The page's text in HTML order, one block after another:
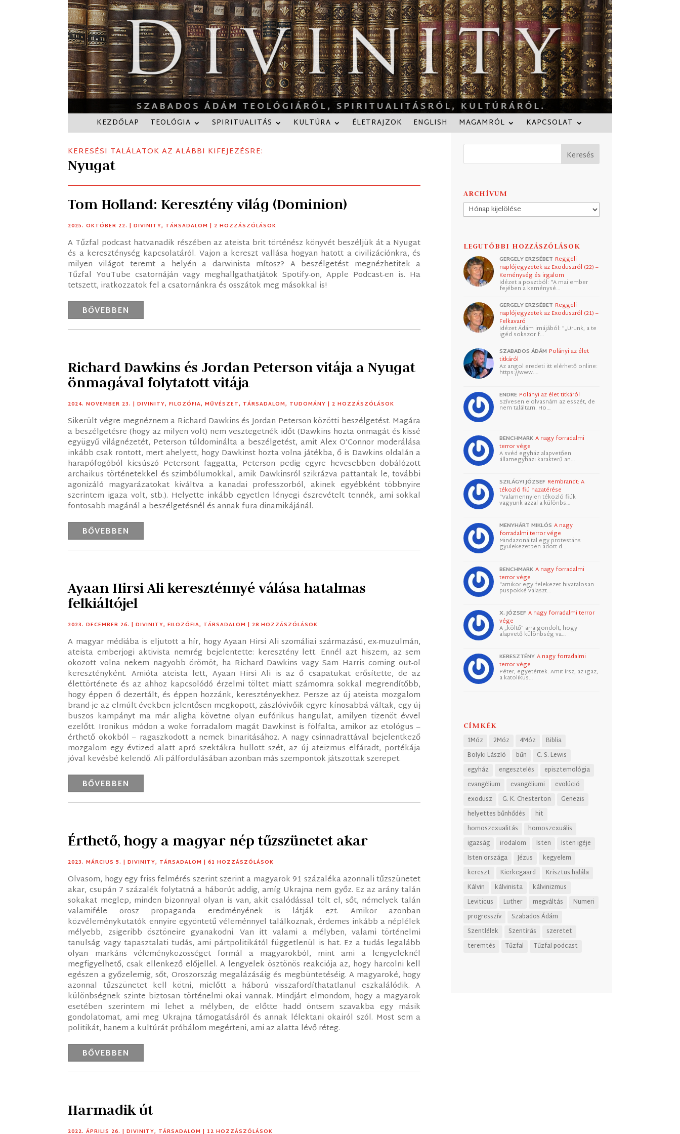
KEZDŐLAP TEOLÓGIA SPIRITUALITÁS KULTÚRA ÉLETRAJZOK ENGLISH MAGAMRÓL KAPCSOLAT
KERESÉSI TALÁLATOK AZ ALÁBBI KIFEJEZÉSRE:
Nyugat
Tom Holland: Keresztény világ (Dominion)
2025. OKTÓBER 22. |DIVINITY, TÁRSADALOM | 2 HOZZÁSZÓLÁSOK
A Tűzfal podcast hatvanadik részében az ateista brit történész könyvét beszéljük át a Nyugat
és a kereszténység kapcsolatáról. Vajon a kereszt vallása hogyan hatott a civilizációnkra, és
milyen világot teremt a helyén a darwinista mítosz? A beszélgetést megnézhetitek a
Tűzfal YouTube csatornáján vagy meghallgathatjátok Spotify-on, Apple Podcast-en is. Ha
tetszett, iratkozzatok fel a csatornánkra és osszátok meg másokkal is!
BŐVEBBEN
Richard Dawkins és Jordan Peterson vitája a Nyugat
önmagával folytatott vitája
2024. NOVEMBER 23. |DIVINITY,FILOZÓFIA,MŰVÉSZET, TÁRSADALOM, TUDOMÁNY | 2 HOZZÁSZÓLÁSOK
Sikerült végre megnéznem a Richard Dawkins és Jordan Peterson közötti beszélgetést. Magára
a beszélgetésre (hogy az milyen volt) nem vesztegetnék időt (Dawkins hozta önmagát és kissé
együgyű világnézetét, Peterson túldominálta a beszélgetést, amit Alex O’Connor moderálása
inkább csak rontott, mert ahelyett, hogy Dawkinst hozta volna játékba, ő is Dawkins oldalán a
harapófogóból kicsúszó Petersont faggatta, Peterson pedig egyre hevesebben dobálózott
archaikus történetekkel és szimbólumokkal, amik Dawkinsról szikrázva pattantak le, további
agonizáló magyarázatokat kiváltva a kanadai professzorból, akinek egyébként többnyire
szerintem igaza volt, stb.). Helyette inkább egyetlen lényegi észrevételt tennék, ami sokkal
fontosabb magánál a beszélgetésnél és annak fura dinamikájánál.
BŐVEBBEN
Ayaan Hirsi Ali kereszténnyé válása hatalmas
felkiáltójel
2023. DECEMBER 26. |DIVINITY,FILOZÓFIA, TÁRSADALOM | 28 HOZZÁSZÓLÁSOK
A magyar médiába is eljutott a hír, hogy Ayaan Hirsi Ali szomáliai származású, ex-muzulmán,
ateista emberjogi aktivista nemrég bejelentette: keresztény lett. Ennél azt hiszem, az sem
okozott volna nekem nagyobb örömöt, ha Richard Dawkins vagy Sam Harris coming out-ol
keresztényként. Amióta ateista lett, Ayaan Hirsi Ali is az ő csapatukat erősítette, de az
élettörténete és az ahhoz kapcsolódó érzelmi töltet miatt számomra sokkal megrendítőbb,
hogy éppen ő dezertált, és éppen hozzánk, keresztényekhez. Persze az új ateista mozgalom
brand-je az elmúlt években jelentősen megkopott, zászlóvivőik egyre kínosabbá váltak, egy új
buszos kampányt ma már aligha követne olyan eufórikus hangulat, amilyen tizenöt évvel
ezelőtt. Ironikus módon a woke forradalom magát Dawkinst is fölfalta, amikor az etológus –
érthető okokból – ragaszkodott a nemek binaritásához. A nagy csinnadrattával bejelentkező
mozgalom egy évtized alatt apró szektákra hullott szét, az új ateizmus elfáradt, portékája
jóval kevésbé kelendő. Ali pálfordulásában azonban más szempontok játszottak szerepet.
BŐVEBBEN
Érthető, hogy a magyar nép tűzszünetet akar
2023. MÁRCIUS 5. |DIVINITY, TÁRSADALOM | 61 HOZZÁSZÓLÁSOK
Olvasom, hogy egy friss felmérés szerint szerint a magyarok 91 százaléka azonnali tűzszünetet
akar, csupán 7 százalék folytatná a háborút addig, amíg Ukrajna nem győz. Ez az arány talán
sokakat meglep, minden bizonnyal olyan is van, akit csalódással tölt el, sőt, némelyek talán
valamiféle orosz propaganda eredményének is látják ezt. Amikor azonban
közvéleménykutatók ennyire egyöntetű véleménnyel találkoznak, érdemes inkább a néplélek
mélyebb, zsigeribb ösztöneire gyanakodni. Van itt valami a mélyben, valami történelmi
tanulság vagy tapasztalati tudás, ami pártpolitikától függetlenül is hat. Ez a tudás legalább
olyan markáns véleményközösséget formál a magyarokból, mint ami a lengyeleknél
megfigyelhető, csak ellenkező előjellel. A lengyelek ösztönös reakciója az, hogy harcolni kell
egészen a győzelemig, sőt, Oroszország megalázásáig és megbüntetéséig. A magyaroké, hogy
azonnal tűzszünetet kell kötni, mielőtt a háború visszafordíthatatlanul eszkalálódik. A
különbségnek szinte biztosan történelmi okai vannak. Mindjárt elmondom, hogy a magyarok
esetében szerintem mi lehet a mélyben, de előtte hadd öntsem szavakba egy másik
gondolatomat, ami meg Ukrajna támogatásáról és annak lélektani okairól szól. Most sem a
politikát, hanem a kultúrát próbálom megérteni, ami az alatta lévő réteg.
BŐVEBBEN
Harmadik út
2022. ÁPRILIS 26. |DIVINITY, TÁRSADALOM | 12 HOZZÁSZÓLÁSOK
ARCHÍVUM
Archívum
LEGUTÓBBI HOZZÁSZÓLÁSOK
GERGELY ERZSÉBET Reggeli
naplójegyzetek az Exoduszról (22) –
Keménység és irgalom
Idézet a posztból: "A mai ember
fejében a keménysé…
GERGELY ERZSÉBET Reggeli
naplójegyzetek az Exoduszról (21) –
Felkavaró
Idézet Ádám imájából: "„Urunk, a te
igéd sokszor f…
SZABADOS ÁDÁM Polányi az élet
titkáról
Az angol eredeti itt elérhető online:
https://www.…
ENDRE Polányi az élet titkáról
Szívesen elolvasnám az esszét, de
nem találtam. Ho…
BENCHMARK A nagy forradalmi
terror vége
A svéd egyház alapvetően
államegyházi karakterű an…
SZILÁGYI JÓZSEF Rembrandt: A
tékozló fiú hazatérése
"Valamennyien tékozló fiúk
vagyunk azzal a különbs…
MENYHÁRT MIKLÓS A nagy
forradalmi terror vége
Mindazonáltal egy protestáns
gyülekezetben adott d…
BENCHMARK A nagy forradalmi
terror vége
"amikor egy felekezet hivatalosan
püspökké választ…
X. JÓZSEF A nagy forradalmi terror
vége
A „költő” arra gondolt, hogy
alapvető különbség va…
KERESZTÉNY A nagy forradalmi
terror vége
Péter, egyetértek. Amit írsz, az igaz,
a katolikus…
CÍMKÉK
1Móz 2Móz 4Móz
Biblia
Bolyki László
bűn
C. S. Lewis
egyház
engesztelés
episztemológia
evangélium
evangéliumi
evolúció
exodusz
G. K. Chesterton
Genezis
helyettes bűnhődés
hit
homoszexualitás
homoszexuális
igazság
irodalom Isten
Isten igéje
Isten országa
Jézus
kegyelem
kereszt
Kierkegaard
Krisztus halála
Kálvin
kálvinista
kálvinizmus
Leviticus
Luther megváltás
Numeri
progresszív
Szabados Ádám
Szentlélek
Szentírás
szeretet
teremtés
Tűzfal Tűzfal podcast